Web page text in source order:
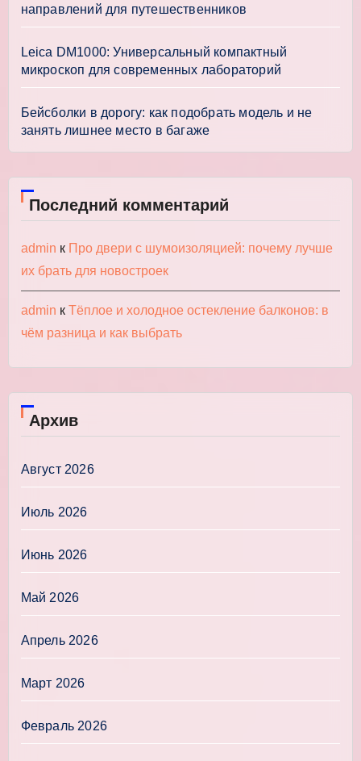
направлений для путешественников
Leica DM1000: Универсальный компактный
микроскоп для современных лабораторий
Бейсболки в дорогу: как подобрать модель и не
занять лишнее место в багаже
Последний комментарий
admin к Про двери с шумоизоляцией: почему лучше
их брать для новостроек
admin к Тёплое и холодное остекление балконов: в
чём разница и как выбрать
Архив
Август 2026
Июль 2026
Июнь 2026
Май 2026
Апрель 2026
Март 2026
Февраль 2026